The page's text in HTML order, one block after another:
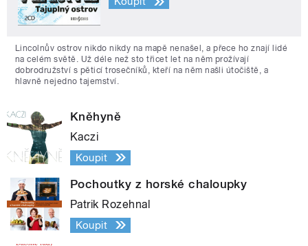
Lincolnův ostrov nikdo nikdy na mapě nenašel, a přece ho znají lidé
na celém světě. Už déle než sto třicet let na něm prožívají
dobrodružství s pěticí trosečníků, kteří na něm našli útočiště, a
hlavně nejedno tajemství.
Kněhyně
Kaczi
Koupit
Pochoutky z horské chaloupky
Patrik Rozehnal
Koupit